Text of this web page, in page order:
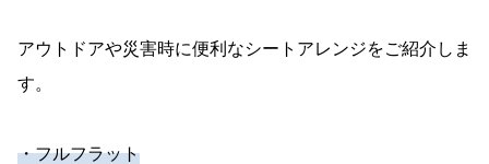
アウトドアや災害時に便利なシートアレンジをご紹介しま
す。
・フルフラット